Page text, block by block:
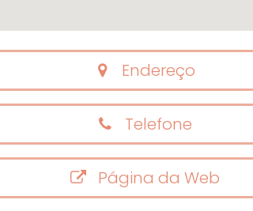
Endereço
Telefone
Página da Web